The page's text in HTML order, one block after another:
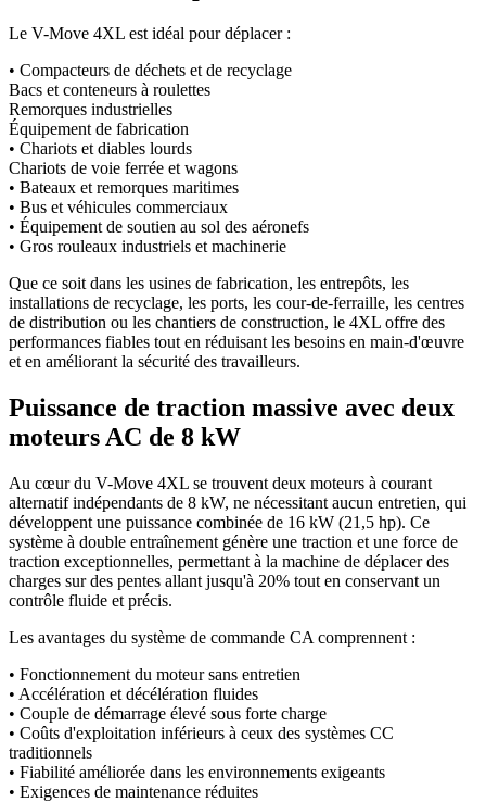
Le V-Move 4XL est idéal pour déplacer :
• Compacteurs de déchets et de recyclage
Bacs et conteneurs à roulettes
Remorques industrielles
Équipement de fabrication
• Chariots et diables lourds
Chariots de voie ferrée et wagons
• Bateaux et remorques maritimes
• Bus et véhicules commerciaux
• Équipement de soutien au sol des aéronefs
• Gros rouleaux industriels et machinerie
Que ce soit dans les usines de fabrication, les entrepôts, les
installations de recyclage, les ports, les cour-de-ferraille, les centres
de distribution ou les chantiers de construction, le 4XL offre des
performances fiables tout en réduisant les besoins en main-d'œuvre
et en améliorant la sécurité des travailleurs.
Puissance de traction massive avec deux
moteurs AC de 8 kW
Au cœur du V-Move 4XL se trouvent deux moteurs à courant
alternatif indépendants de 8 kW, ne nécessitant aucun entretien, qui
développent une puissance combinée de 16 kW (21,5 hp). Ce
système à double entraînement génère une traction et une force de
traction exceptionnelles, permettant à la machine de déplacer des
charges sur des pentes allant jusqu'à 20% tout en conservant un
contrôle fluide et précis.
Les avantages du système de commande CA comprennent :
• Fonctionnement du moteur sans entretien
• Accélération et décélération fluides
• Couple de démarrage élevé sous forte charge
• Coûts d'exploitation inférieurs à ceux des systèmes CC
traditionnels
• Fiabilité améliorée dans les environnements exigeants
• Exigences de maintenance réduites